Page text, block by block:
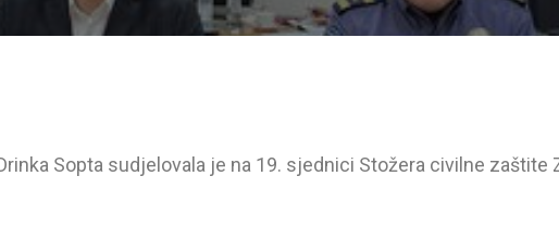
Sopta sudjelovala je na 19. sjednici Stožera civilne zaštite